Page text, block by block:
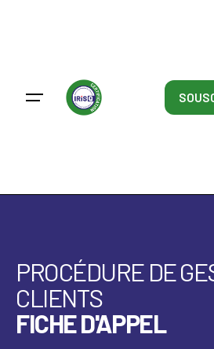
PROCÉDURE DE
CLIENTS
FICHE D'APPEL